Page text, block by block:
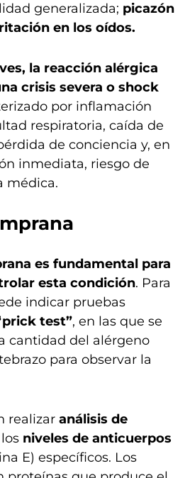
generalizada; picazón
en los oídos.
la reacción alérgica
crisis severa o shock
por inflamación
respiratoria, caída de
de conciencia y, en
inmediata, riesgo de
médica.
es fundamental para
esta condición. Para
indicar pruebas
test”, en las que se
cantidad del alérgeno
para observar la
realizar análisis de
niveles de anticuerpos
E) específicos. Los